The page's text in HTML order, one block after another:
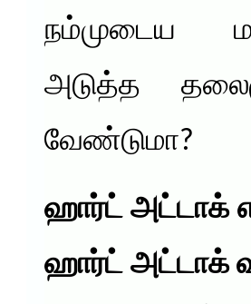
நம்முடைய
அடுத்த
வேண்டுமா?
ஹார்ட் அட்டாக்
ஹார்ட் அட்டாக்